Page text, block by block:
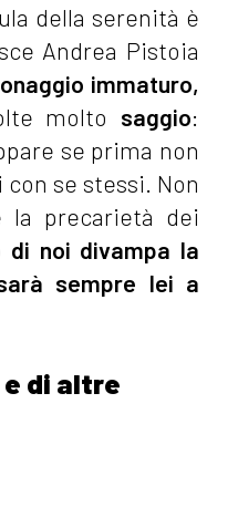
della serenità è
Andrea Pistoia
immaturo,
molto saggio:
se prima non
se stessi. Non
la precarietà dei
di noi divampa la
sempre lei a
e di altre